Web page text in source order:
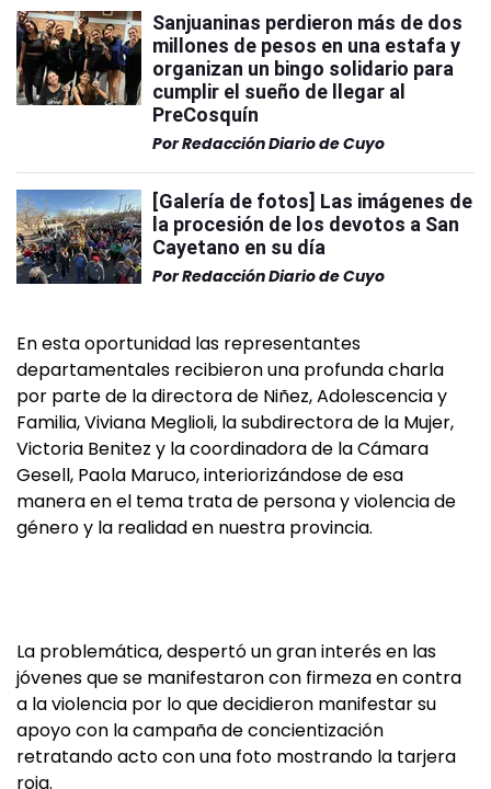
Sanjuaninas perdieron más de dos
millones de pesos en una estafa y
organizan un bingo solidario para
cumplir el sueño de llegar al
PreCosquín
PorRedacción Diario de Cuyo
[Galería de fotos] Las imágenes de
la procesión de los devotos a San
Cayetano en su día
PorRedacción Diario de Cuyo
En esta oportunidad las representantes
departamentales recibieron una profunda charla
por parte de la directora de Niñez, Adolescencia y
Familia, Viviana Meglioli, la subdirectora de la Mujer,
Victoria Benitez y la coordinadora de la Cámara
Gesell, Paola Maruco, interiorizándose de esa
manera en el tema trata de persona y violencia de
género y la realidad en nuestra provincia.
La problemática, despertó un gran interés en las
jóvenes que se manifestaron con firmeza en contra
a la violencia por lo que decidieron manifestar su
apoyo con la campaña de concientización
retratando acto con una foto mostrando la tarjera
roja.